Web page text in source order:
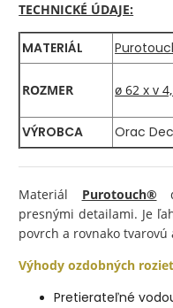
TECHNICKÉ ÚDAJE:
MATERIÁL
ROZMER ø 62 x v
VÝROBCA Orac
Materiál Purotouch®
presnými detailami. Je
povrch a rovnako
Výhody ozdobných roziet
Pretierateľné